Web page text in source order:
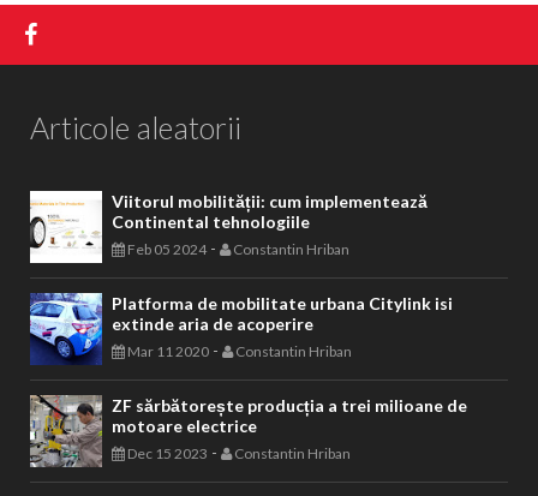
Articole aleatorii
Viitorul mobilității: cum implementează
Continental tehnologiile
Feb 05 2024- Constantin Hriban
Platforma de mobilitate urbana Citylink isi
extinde aria de acoperire
Mar 11 2020 - Constantin Hriban
ZF sărbătorește producția a trei milioane de
motoare electrice
Dec 15 2023 - Constantin Hriban